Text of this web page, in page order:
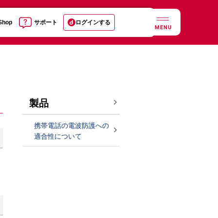
サポート ログインする
MENU
製品
携帯電話の電波防護への
適合性について